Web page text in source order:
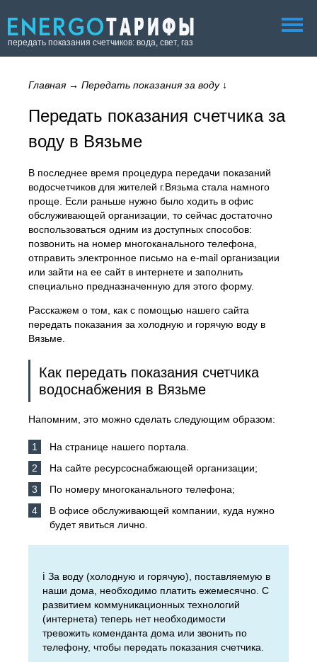
передать показания счетчиков: вода, свет, газ
Главная→ Передать показания за воду↓
Передать показания счетчика за
воду в Вязьме
В последнее время процедура передачи показаний
водосчетчиков для жителей г.Вязьма стала намного
проще. Если раньше нужно было ходить в офис
обслуживающей организации, то сейчас достаточно
воспользоваться одним из доступных способов:
позвонить на номер многоканального телефона,
отправить электронное письмо на e-mail организации
или зайти на ее сайт в интернете и заполнить
специально предназначенную для этого форму.
Расскажем о том, как с помощью нашего сайта
передать показания за холодную и горячую воду в
Вязьме.
Как передать показания счетчика
водоснабжения в Вязьме
Напомним, это можно сделать следующим образом:
На странице нашего портала.
На сайте ресурсоснабжающей организации;
По номеру многоканального телефона;
В офисе обслуживающей компании, куда нужно
будет явиться лично.
ℹ️ За воду (холодную и горячую), поставляемую в
наши дома, необходимо платить ежемесячно. С
развитием коммуникационных технологий
(интернета) теперь нет необходимости
тревожить коменданта дома или звонить по
телефону, чтобы передать показания счетчика.